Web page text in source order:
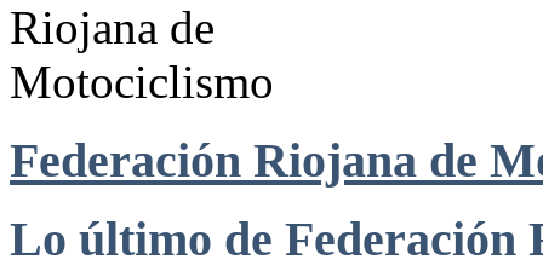
Federación Riojana de
Lo último de Federación